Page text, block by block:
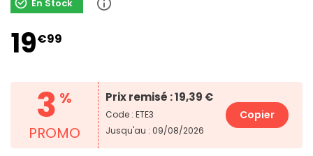
En Stock
19€99
3 %
PROMO
Prix remisé : 19,39 €
Code : ETE3
Jusqu'au : 09/08/2026
Copier